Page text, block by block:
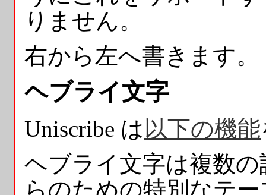
りません。
右から左へ書きます。
ヘブライ文字
Uniscribe は以下の機能
ヘブライ文字は複数
らのための特別なテ